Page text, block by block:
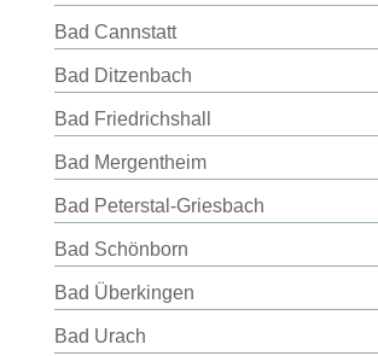
Bad Cannstatt
Bad Ditzenbach
Bad Friedrichshall
Bad Mergentheim
Bad Peterstal-Griesbach
Bad Schönborn
Bad Überkingen
Bad Urach